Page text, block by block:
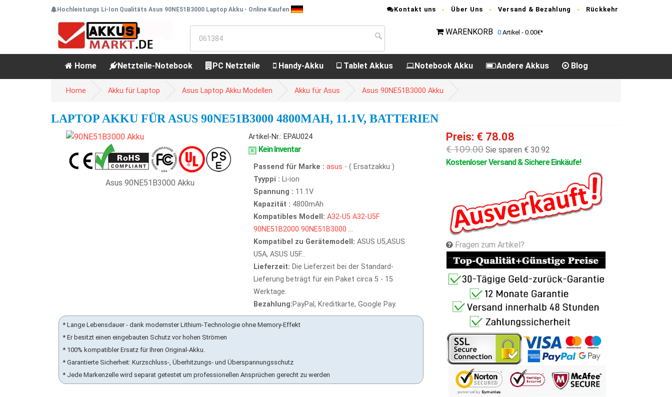
Hochleistungs Li-Ion Qualitäts Asus 90NE51B3000 Laptop Akku - Online Kaufen Kontakt uns Über Uns Versand & Bezahlung Rückkehr
WARENKORB 0 Artikel - 0.00€*
Home Netzteile-Notebook PC Netzteile Handy-Akku Tablet Akkus Notebook Akku Andere Akkus Blog
Home Akku für Laptop Asus Laptop Akku Modellen Akku für Asus Asus 90NE51B3000 Akku
LAPTOP AKKU FÜR ASUS 90NE51B3000 4800MAH, 11.1V, BATTERIEN
Asus 90NE51B3000 Akku
Artikel-Nr.: EPAU024
Kein Inventar
Passend für Marke : asus - ( Ersatzakku )
Tyyppi : Li-ion
Spannung : 11.1V
Kapazität : 4800mAh
Kompatibles Modell: A32-U5 A32-U5F
90NE51B2000 90NE51B3000 ...
Kompatibel zu Gerätemodell: ASUS U5,ASUS
U5A, ASUS U5F...
Lieferzeit: Die Lieferzeit bei der Standard-
Lieferung beträgt für ein Paket circa 5 - 15
Werktage.
Bezahlung:PayPal, Kreditkarte, Google Pay.
* Lange Lebensdauer - dank modernster Lithium-Technologie ohne Memory-Effekt
* Er besitzt einen eingebauten Schutz vor hohen Strömen
* 100% kompatibler Ersatz für Ihren Original-Akku.
* Garantierte Sicherheit: Kurzschluss-, Überhitzungs- und Überspannungsschutz
* Jede Markenzelle wird separat getestet um professionellen Ansprüchen gerecht zu werden
Preis: € 78.08
€ 109.00 Sie sparen € 30.92
Kostenloser Versand & Sichere Einkäufe!
Fragen zum Artikel?